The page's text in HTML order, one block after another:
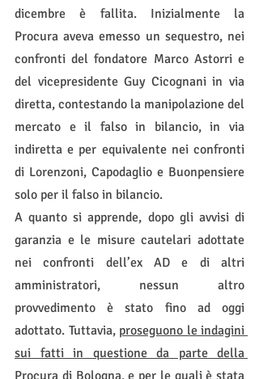
dicembre è fallita. Inizialmente la
Procura aveva emesso un sequestro, nei
confronti del fondatore Marco Astorri e
del vicepresidente Guy Cicognani in via
diretta, contestando la manipolazione del
mercato e il falso in bilancio, in via
indiretta e per equivalente nei confronti
di Lorenzoni, Capodaglio e Buonpensiere
solo per il falso in bilancio.
A quanto si apprende, dopo gli avvisi di
garanzia e le misure cautelari adottate
nei confronti dell’ex AD e di altri
amministratori, nessun altro
provvedimento è stato fino ad oggi
adottato. Tuttavia, proseguono le indagini
sui fatti in questione da parte della
Procura di Bologna, e per le quali è stata